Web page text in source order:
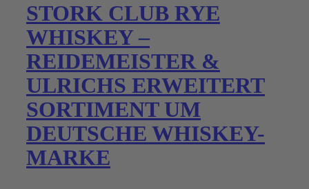
STORK CLUB RYE
WHISKEY –
REIDEMEISTER &
ULRICHS ERWEITERT
SORTIMENT UM
DEUTSCHE WHISKEY-
MARKE